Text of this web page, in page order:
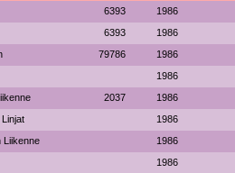
6393 1986
6393 1986
79786 1986
1986
2037 1986
1986
Liikenne 1986
1986